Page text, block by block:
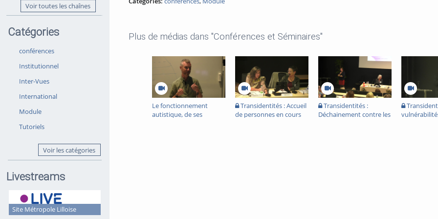
Voir toutes les chaînes
Catégories
conférences
Institutionnel
Inter-Vues
International
Module
Tutoriels
Voir les catégories
Livestreams
Site Métropole Lilloise
Plus de médias dans "Conférences et Séminaires"
Le fonctionnement
autistique, de ses
Transidentités : Accueil
de personnes en cours
Transidentités :
Déchainement contre les